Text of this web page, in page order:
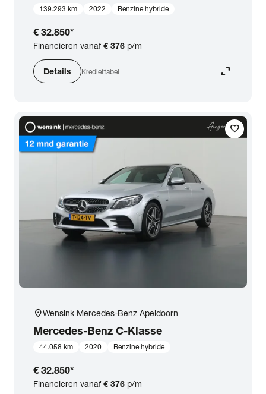
139.293 km 2022 Benzine hybride
€ 32.850*
Financieren vanaf€ 376 p/m
Details Krediettabel expand_content
favorite
location_onWensink Mercedes-Benz Apeldoorn
Mercedes-Benz C-Klasse
44.058 km 2020 Benzine hybride
€ 32.850*
Financieren vanaf€ 376 p/m